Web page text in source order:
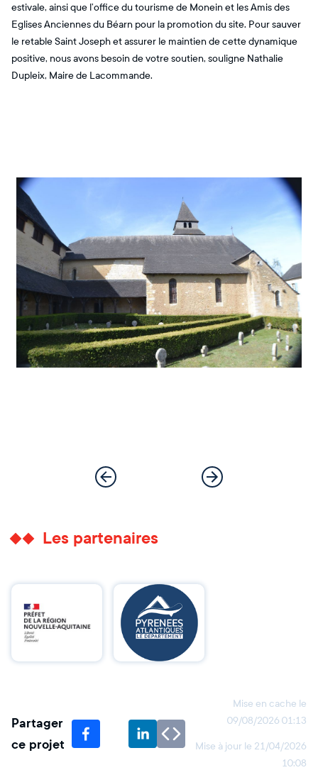
estivale, ainsi que l’office du tourisme de Monein et les Amis des
Eglises Anciennes du Béarn pour la promotion du site. Pour sauver
le retable Saint Joseph et assurer le maintien de cette dynamique
positive, nous avons besoin de votre soutien, souligne Nathalie
Dupleix, Maire de Lacommande.
Les partenaires
Partager
ce projet
Mise en cache le
09/08/2026 01:13
Mise à jour le 21/04/2026
10:08